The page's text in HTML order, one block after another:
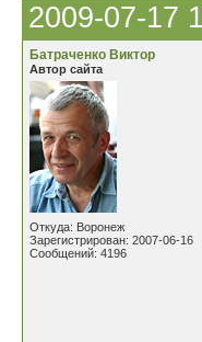
2009-07-17
Батраченко Виктор
Автор сайта
Откуда: Воронеж
Зарегистрирован: 2007-06-16
Сообщений: 4196